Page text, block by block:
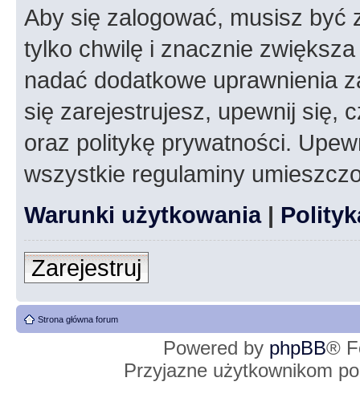
Aby się zalogować, musisz być
tylko chwilę i znacznie
nadać dodatkowe uprawnienia
się zarejestrujesz, upewnij się,
oraz politykę prywatności.
wszystkie regulaminy
Warunki użytkowania|
Zarejestruj
Strona główna forum
Powered by phpBB®
Przyjazne użytkownikom